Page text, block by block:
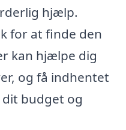
hjælp.
for at finde den
kan hjælpe dig
og få indhentet
budget og